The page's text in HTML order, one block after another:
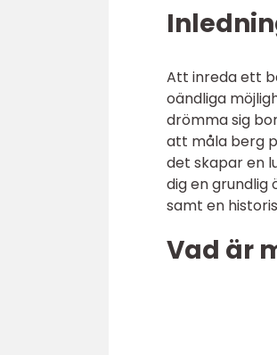
Att inreda ett
oändliga
drömma sig
att måla berg
det skapar en
dig en
samt en
Vad är